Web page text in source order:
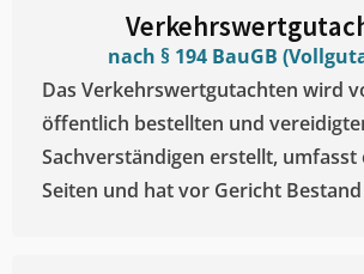
nach § 194 BauGB
Das Verkehrswertgutachten wird
öffentlich bestellten und
Sachverständigen erstellt, umfasst
Seiten und hat vor Gericht Bestand